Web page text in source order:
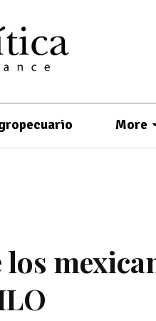
More